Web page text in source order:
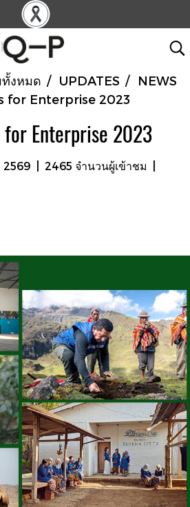
งหมด UPDATES
NEWS
for Enterprise 2023
for Enterprise 2023
2569 2465 จำนวนผู้เข้าชม